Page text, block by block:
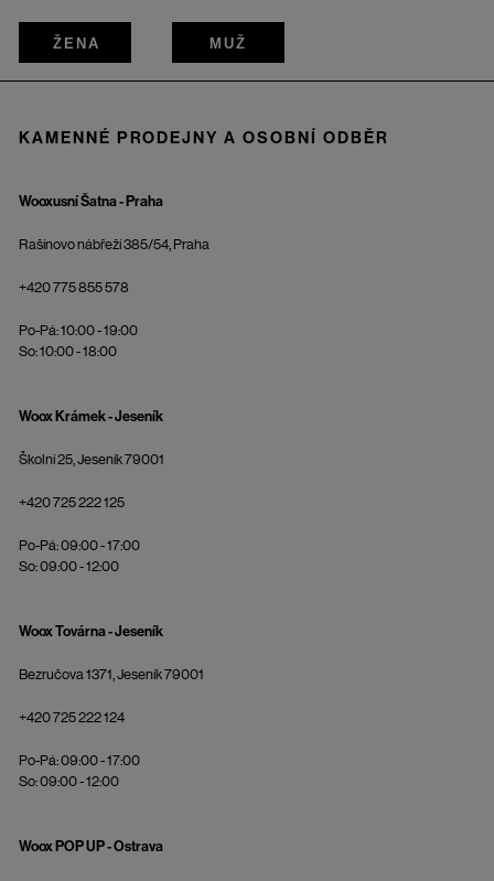
ŽENA MUŽ
KAMENNÉ PRODEJNY A OSOBNÍ ODBĚR
Wooxusní Šatna - Praha
Rašínovo nábřeží 385/54, Praha
+420 775 855 578
Po-Pá: 10:00 - 19:00
So: 10:00 - 18:00
Woox Krámek - Jeseník
Školní 25, Jeseník 79001
+420 725 222 125
Po-Pá: 09:00 - 17:00
So: 09:00 - 12:00
Woox Továrna - Jeseník
Bezručova 1371, Jeseník 79001
+420 725 222 124
Po-Pá: 09:00 - 17:00
So: 09:00 - 12:00
Woox POP UP - Ostrava